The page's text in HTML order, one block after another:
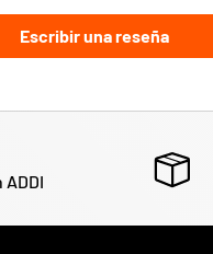
Escribir una reseña